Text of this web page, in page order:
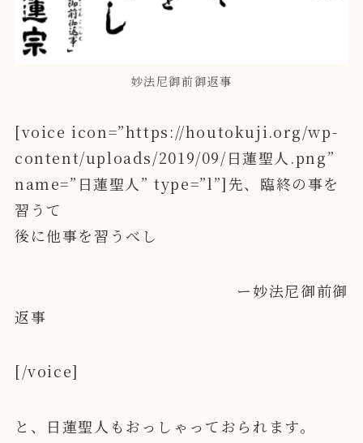
妙法尼御前御返事
[voice icon=”https://houtokuji.org/wp-
content/uploads/2019/09/日蓮聖人.png”
name=”日蓮聖人” type=”l”]先、臨終の事を
習うて
後に他事を習うべし
ー妙法尼御前御
返事
[/voice]
と、日蓮聖人もおっしゃっておられます。